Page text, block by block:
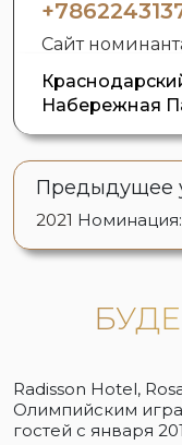
Сайт
Набережная
Предыдущее
2021
Radisson Hotel,
Олимпийским
гостей с января